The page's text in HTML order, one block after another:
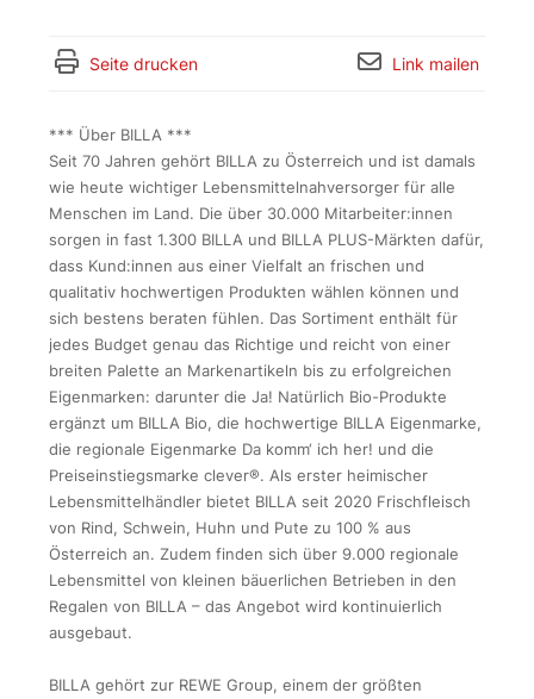
Seite drucken Link mailen
*** Über BILLA ***
Seit 70 Jahren gehört BILLA zu Österreich und ist damals
wie heute wichtiger Lebensmittelnahversorger für alle
Menschen im Land. Die über 30.000 Mitarbeiter:innen
sorgen in fast 1.300 BILLA und BILLA PLUS-Märkten dafür,
dass Kund:innen aus einer Vielfalt an frischen und
qualitativ hochwertigen Produkten wählen können und
sich bestens beraten fühlen. Das Sortiment enthält für
jedes Budget genau das Richtige und reicht von einer
breiten Palette an Markenartikeln bis zu erfolgreichen
Eigenmarken: darunter die Ja! Natürlich Bio-Produkte
ergänzt um BILLA Bio, die hochwertige BILLA Eigenmarke,
die regionale Eigenmarke Da komm‘ ich her! und die
Preiseinstiegsmarke clever®. Als erster heimischer
Lebensmittelhändler bietet BILLA seit 2020 Frischfleisch
von Rind, Schwein, Huhn und Pute zu 100 % aus
Österreich an. Zudem finden sich über 9.000 regionale
Lebensmittel von kleinen bäuerlichen Betrieben in den
Regalen von BILLA – das Angebot wird kontinuierlich
ausgebaut.
BILLA gehört zur REWE Group, einem der größten